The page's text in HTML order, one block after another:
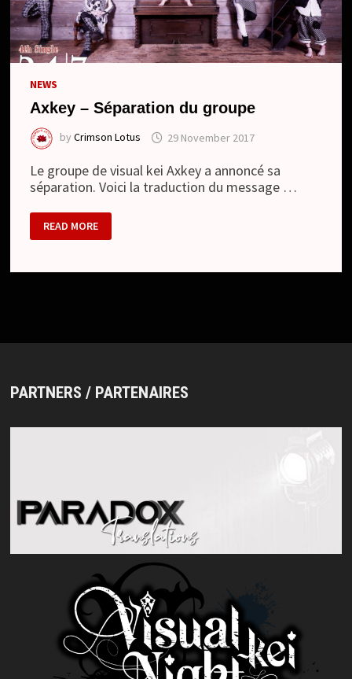
NEWS
Axkey – Séparation du groupe
byCrimson Lotus 29 November 2017
Le groupe de visual kei Axkey a annoncé sa
séparation. Voici la traduction du message …
AXKEY
–
SÉPARATION
READ MORE
PARTNERS / PARTENAIRES